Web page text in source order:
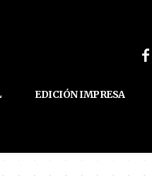
EDICIÓN IMPRESA